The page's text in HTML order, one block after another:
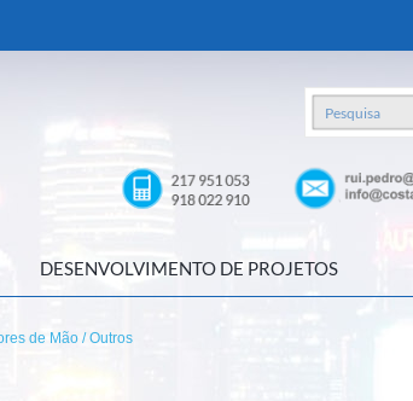
DESENVOLVIMENTO DE PROJETOS
de Mão / Outros